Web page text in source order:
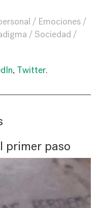
Emociones
Sociedad
, Twitter.
primer paso